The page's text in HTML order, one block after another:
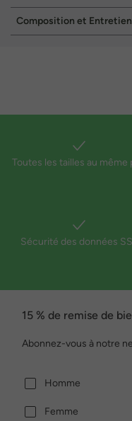
Composition et Entretien
Toutes les tailles au même
Sécurité des données
15 % de remise de
Abonnez-vous à notre
Homme
Femme